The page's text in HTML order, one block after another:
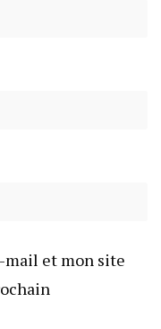
mail et mon site